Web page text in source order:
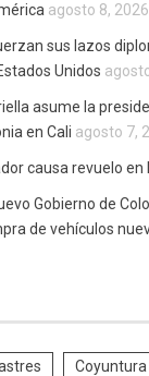
agosto 8, 2026
sus lazos
Unidos
asume la
en Cali agosto 7,
causa revuelo en
Gobierno de
de vehículos
Coyuntura